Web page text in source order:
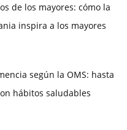
de los mayores: cómo la
inspira a los mayores
según la OMS: hasta
hábitos saludables